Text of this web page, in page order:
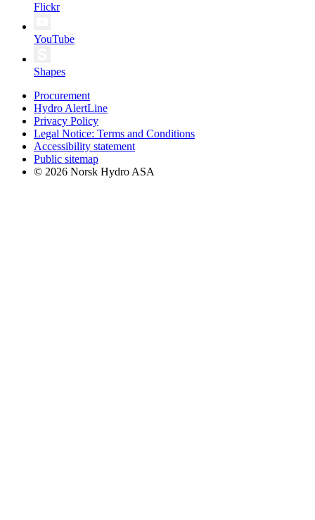
Flickr
YouTube
Shapes
Procurement
Hydro AlertLine
Privacy Policy
Legal Notice: Terms and Conditions
Accessibility statement
Public sitemap
© 2026 Norsk Hydro ASA